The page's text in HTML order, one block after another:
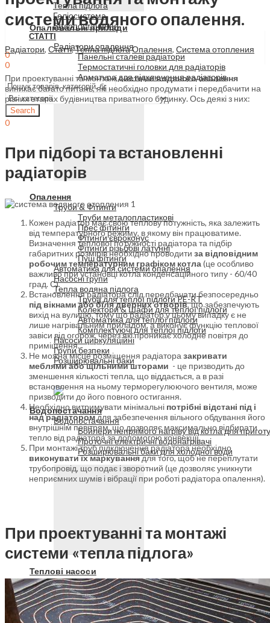
Опалювальні прилади
Радіатори опалення
Панельні сталеві радіатори
Термостатичні головки для радіаторів
Арматура для підключення радіаторів
Опалення
Труби & Фітинги
Труби металопластикові
Прес фітинги
Фітинги євроконус
Фітинги різьбові латунні
Пуш фітинги
Автоматика для системи опалення
Насосні групи
Тепла водяна підлога
Труба для теплої підлоги PE-RT
Колектори & Шафи для теплої підлоги
Автоматика для теплої підлоги
Комплектуючі для теплої підлоги
Насоси циркуляційні
Групи безпеки
Розширювальні баки
Водопостачання
Водопостачання
Бойлери непрямого нагріву від котла для
Проточні електричні водонагрівачі
Розширювальні баки для холодної води
Теплові насоси
Теплові насоси
Теплові насоси повітря-вода
Геотермальні теплові насоси
Тепла підлога
Геліосистема
Водопостачання
СТАТТІ
0
0
Меню
Search
0
системи водяного опалення.
Радіатори, Статті,Тепла підлогаОпалення, Система отопления
При проектуванні та монтажісистеми водяного опалення
виникає багато питань, які необхідно продумати і передбачити на
різних етапах будівництва приватного будинку. Ось деякі з них:
При підборі та встановленні
радіаторів
Кожен радіатор має свою теплову потужність, яка залежить
від температурного режиму, в якому він працюватиме.
Визначення теплової потужності радіатора та підбір
габаритних розмірів необхідно проводити за відповідним
робочим температурним графіком котла(це особливо
важливо при установці котла конденсаційного типу - 60/40
град. С).
Встановлення радіатора слід передбачати безпосередньо
під вікнами або біля дверних отворів, що забезпечують
вихід на вулицю, тому що радіатор у цьому випадку є не
лише нагрівальним приладом, а виконує функцію теплової
завіси від огорож, через які проникає холодне повітря до
приміщення.
Не можна місце розміщення радіатора закривати
меблями або щільними шторами - це призводить до
зменшення кількості тепла, що віддається, а в разі
встановлення на ньому терморегулюючого вентиля, може
призводити до його повного остигання.
Необхідно витримувати мінімальні потрібні відстані під і
над радіаторомдля забезпечення вільного обдування його
внутрішнім повітрям, що дозволяє максимально відбирати
тепло від радіатора за допомогою конвекції.
При монтажі труб підключення радіатора необхідно
виконувати їх маркуваннядля того, щоб не переплутати
трубопровід, що подає і зворотний (це дозволяє уникнути
неприємних шумів і вібрації при роботі радіатора опалення).
При проектуванні та монтажі
системи «тепла підлога»